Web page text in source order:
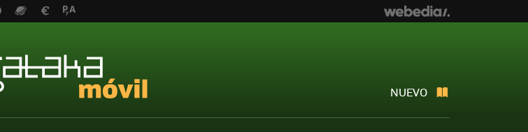
NUEVO